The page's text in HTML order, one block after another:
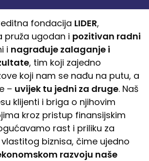
fondacija LIDER,
pruža ugodan i pozitivan radni
i nagrađuje zalaganje i
, tim koji zajedno
koji nam se nađu na putu, a
– uvijek tu jedni za druge. Naš
klijenti i briga o njihovim
kroz pristup finansijskim
rast i priliku za
biznisa, čime ujedno
razvoju naše